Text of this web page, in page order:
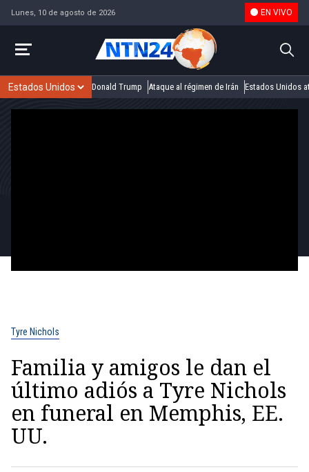
Lunes, 10 de agosto de 2026 EN VIVO
Donald Trump Ataque al régimen de Irán Estados Unidos
Tyre Nichols
Familia y amigos le dan el
último adiós a Tyre Nichols
en funeral en Memphis, EE.
UU.